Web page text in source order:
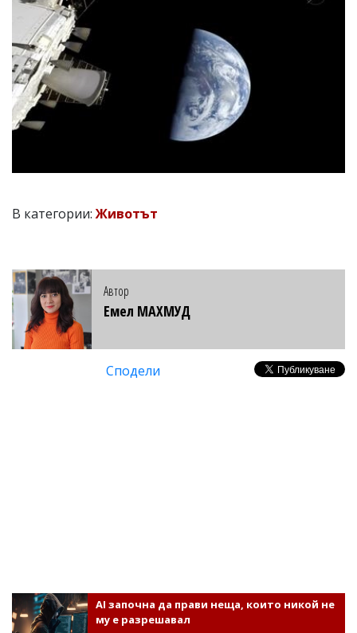
В категории:Животът
Автор
Емел МАХМУД
Сподели
AI започна да прави неща, които никой не
му е разрешавал